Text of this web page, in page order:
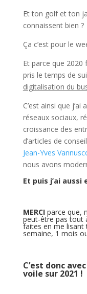
Et ton golf et ton
connaissent bien ?
Ça c’est pour le
Et parce que 2020
pris le temps de
digitalisation du
C’est ainsi que
réseaux sociaux,
croissance des
d’articles de
Jean-Yves
nous avons
Et puis j’ai aussi
MERCI parce que,
peut-être pas tout
faites en me lisant
semaine, 1 mois
C’est donc
voile sur 2021 !